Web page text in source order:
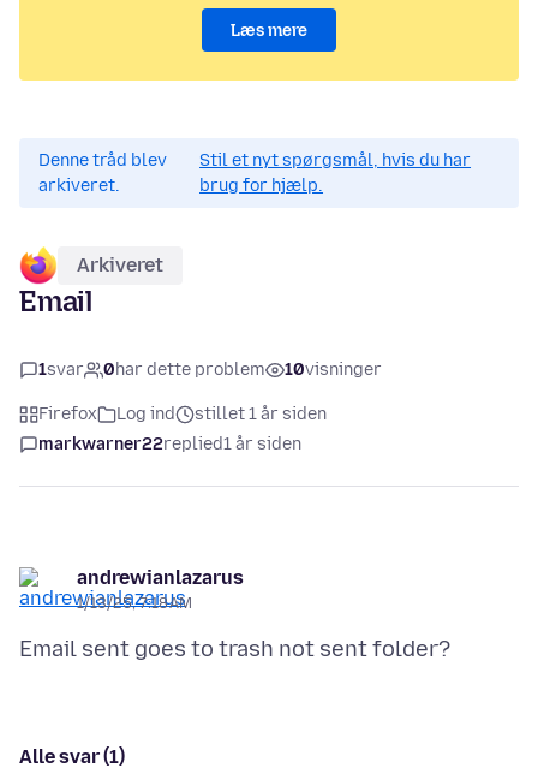
Læs mere
Denne tråd blev
arkiveret.
Stil et nyt spørgsmål, hvis du har
brug for hjælp.
Arkiveret
Email
1svar 0har dette problem 10visninger
Firefox Log ind
stillet 1 år siden
markwarner22replied1 år siden
andrewianlazarus
1/13/25, 7:18 AM
Alle svar (1)